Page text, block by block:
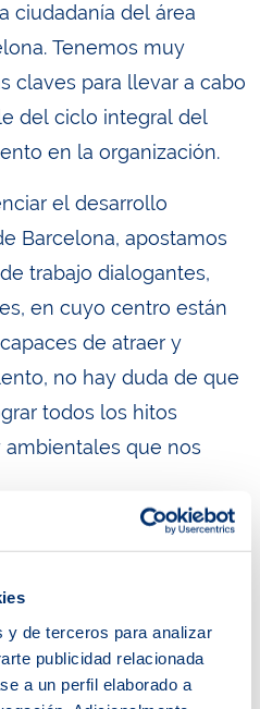
y de terceros para analizar
publicidad relacionada
a un perfil elaborado a
ciudadanía del área
Tenemos muy
claves para llevar a cabo
del ciclo integral del
en la organización.
el desarrollo
Barcelona, apostamos
trabajo dialogantes,
en cuyo centro están
de atraer y
no hay duda de que
todos los hitos
que nos
del agua, tú
confiamos tanto en
nuestros aliados, que
y ciudadanos. Para